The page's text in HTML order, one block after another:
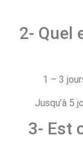
2- Quel
1 – 3
Jusqu’à 5
3- Est